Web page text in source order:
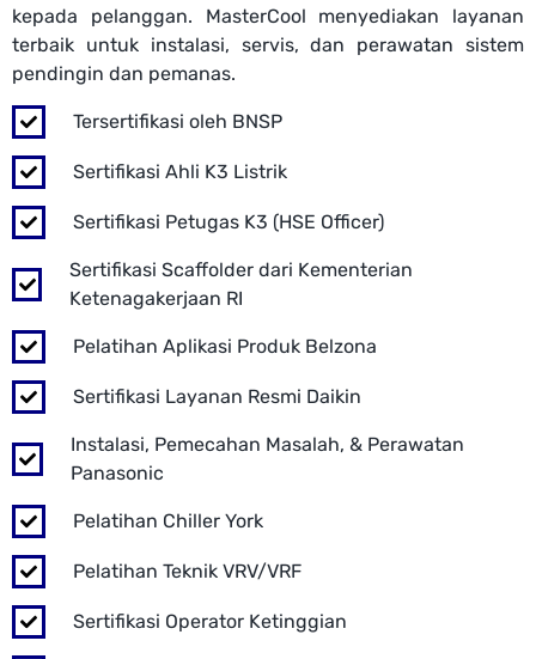
kepada pelanggan. MasterCool menyediakan layanan
terbaik untuk instalasi, servis, dan perawatan sistem
pendingin dan pemanas.
Tersertifikasi oleh BNSP
Sertifikasi Ahli K3 Listrik
Sertifikasi Petugas K3 (HSE Officer)
Sertifikasi Scaffolder dari Kementerian
Ketenagakerjaan RI
Pelatihan Aplikasi Produk Belzona
Sertifikasi Layanan Resmi Daikin
Instalasi, Pemecahan Masalah, & Perawatan
Panasonic
Pelatihan Chiller York
Pelatihan Teknik VRV/VRF
Sertifikasi Operator Ketinggian